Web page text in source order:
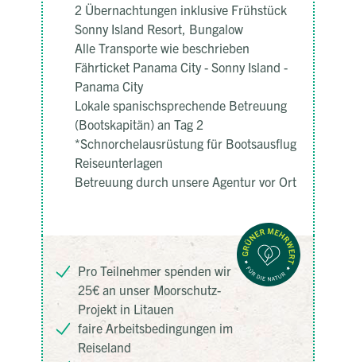
2 Übernachtungen inklusive Frühstück
Sonny Island Resort, Bungalow
Alle Transporte wie beschrieben
Fährticket Panama City - Sonny Island -
Panama City
Lokale spanischsprechende Betreuung
(Bootskapitän) an Tag 2
*Schnorchelausrüstung für Bootsausflug
Reiseunterlagen
Betreuung durch unsere Agentur vor Ort
Pro Teilnehmer spenden wir
25€ an unser Moorschutz-
Projekt in Litauen
faire Arbeitsbedingungen im
Reiseland